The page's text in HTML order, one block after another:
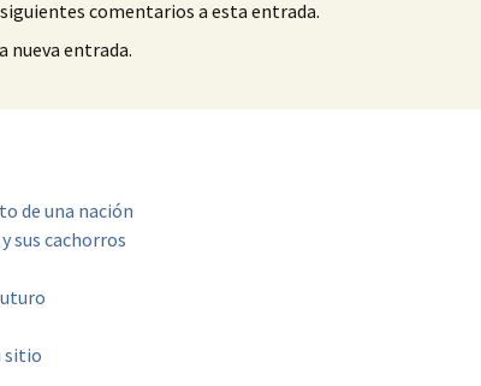
comentarios a esta entrada.
nueva entrada.
de una nación
sus cachorros
sitio